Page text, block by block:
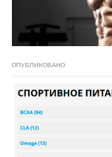
ОПУБЛИКОВАНО